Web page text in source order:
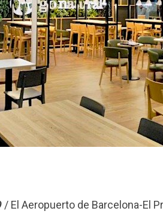
/ El Aeropuerto de Barcelona-El